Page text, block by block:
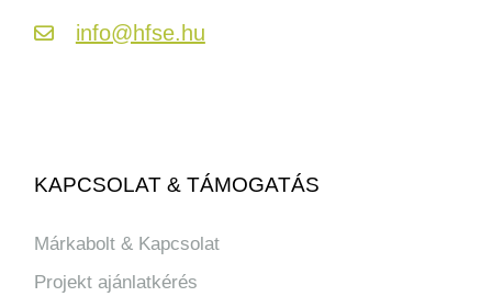
info@hfse.hu
KAPCSOLAT & TÁMOGATÁS
Márkabolt & Kapcsolat
Projekt ajánlatkérés